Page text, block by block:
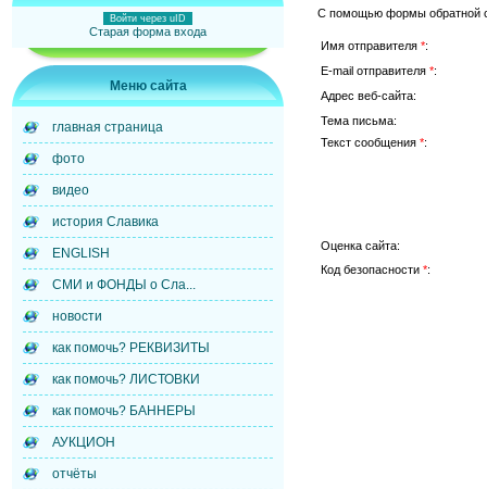
Войти через uID
Старая форма входа
Меню сайта
главная страница
фото
видео
история Славика
ENGLISH
СМИ и ФОНДЫ о Сла...
новости
как помочь? РЕКВИЗИТЫ
как помочь? ЛИСТОВКИ
как помочь? БАННЕРЫ
АУКЦИОН
отчёты
С помощью формы обратной
Имя отправителя *:
E-mail отправителя *:
Адрес веб-сайта:
Тема письма:
Текст сообщения *:
Оценка сайта:
Код безопасности *: